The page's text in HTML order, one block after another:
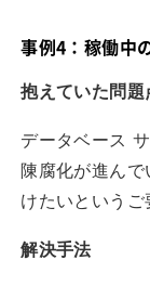
事例4：稼働中
抱えていた問題
データベース
陳腐化が進ん
けたいというご
解決手法